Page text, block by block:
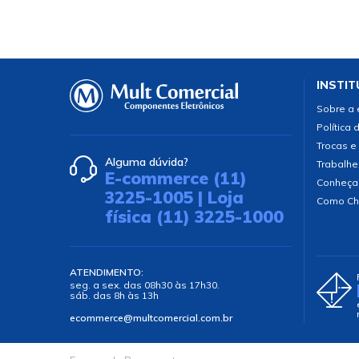
Alguma dúvida?
E-commerce (11)
3225-1005 | Loja
física (11) 3225-1000
ATENDIMENTO:
seg. a sex. das 08h30 às 17h30.
sáb. das 8h às 13h
ecommerce@multcomercial.com.br
Sobre a
Política
Trocas
Como